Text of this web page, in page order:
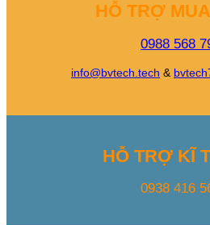
HỖ TRỢ
0988 568
info@bvtech.tech &
HỖ TRỢ KĨ
0938 416